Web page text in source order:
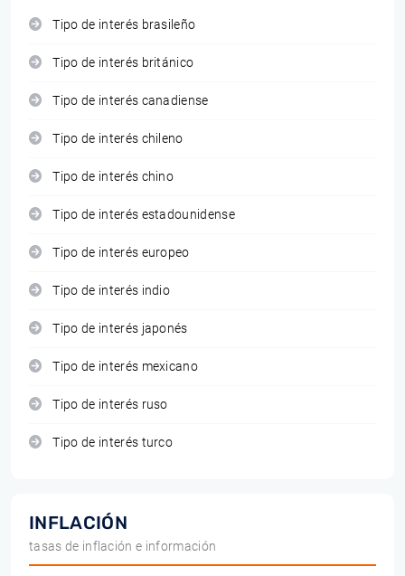
Tipo de interés brasileño
Tipo de interés británico
Tipo de interés canadiense
Tipo de interés chileno
Tipo de interés chino
Tipo de interés estadounidense
Tipo de interés europeo
Tipo de interés indio
Tipo de interés japonés
Tipo de interés mexicano
Tipo de interés ruso
Tipo de interés turco
INFLACIÓN
tasas de inflación e información